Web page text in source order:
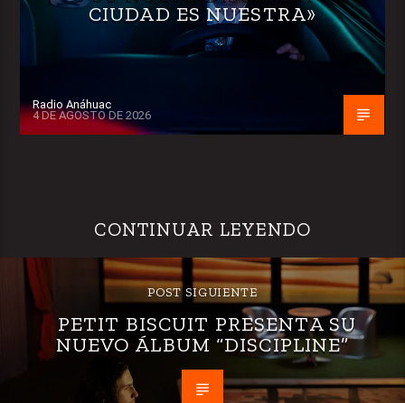
CIUDAD ES NUESTRA»
Radio Anáhuac
4 DE AGOSTO DE 2026
CONTINUAR LEYENDO
POST SIGUIENTE
PETIT BISCUIT PRESENTA SU
NUEVO ÁLBUM “DISCIPLINE”